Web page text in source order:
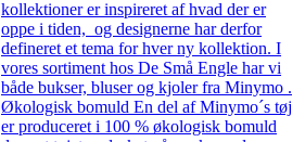
kollektioner er inspireret af hvad der er
oppe i tiden, og designerne har derfor
defineret et tema for hver ny kollektion. I
vores sortiment hos De Små Engle har vi
både bukser, bluser og kjoler fra Minymo .
Økologisk bomuld En del af Minymo´s tøj
er produceret i 100 % økologisk bomuld